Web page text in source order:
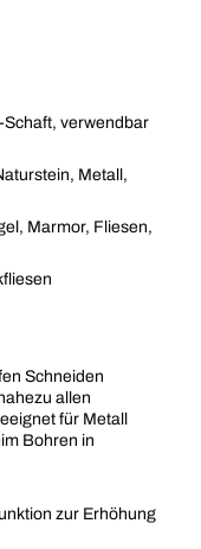
Schaft, verwendbar
Metall,
Marmor, Fliesen,
Schneiden
allen
für Metall
Bohren in
zur Erhöhung